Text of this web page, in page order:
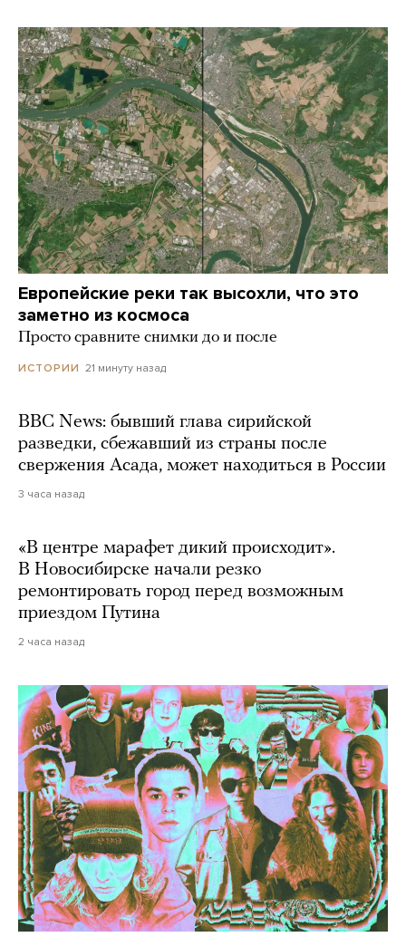
Европейские реки так высохли, что это
заметно из космоса
Просто сравните снимки до и после
ИСТОРИИ 21 минуту назад
BBC News: бывший глава сирийской
разведки, сбежавший из страны после
свержения Асада, может находиться в России
3 часа назад
«В центре марафет дикий происходит».
В Новосибирске начали резко
ремонтировать город перед возможным
приездом Путина
2 часа назад